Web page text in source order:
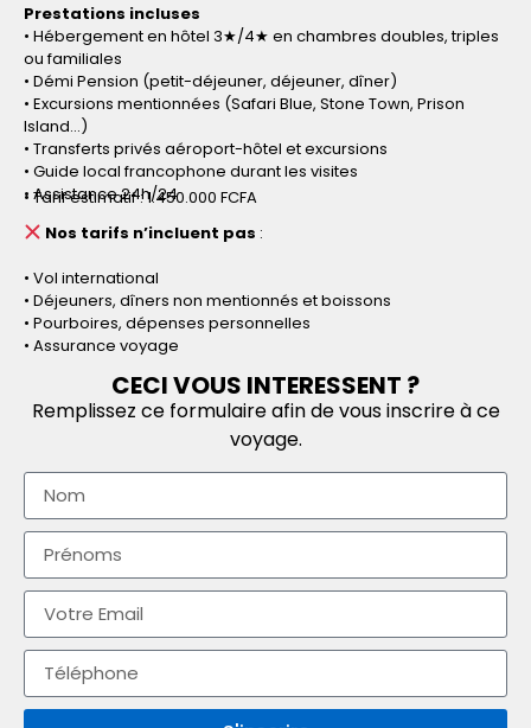
Prestations incluses
• Hébergement en hôtel 3★/4★ en chambres doubles, triples
ou familiales
• Démi Pension (petit-déjeuner, déjeuner, dîner)
• Excursions mentionnées (Safari Blue, Stone Town, Prison
Island…)
• Transferts privés aéroport-hôtel et excursions
• Guide local francophone durant les visites
• Assistance 24h/24
• Tarif estimatif : 1.450.000 FCFA
Nos tarifs n’incluent pas :
• Vol international
• Déjeuners, dîners non mentionnés et boissons
• Pourboires, dépenses personnelles
• Assurance voyage
CECI VOUS INTERESSENT ?
Remplissez ce formulaire afin de vous inscrire à ce
voyage.